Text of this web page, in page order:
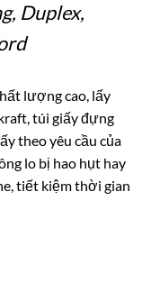
Duplex,
lượng cao, lấy
túi giấy đựng
theo yêu cầu của
lo bị hao hụt hay
tiết kiệm thời gian